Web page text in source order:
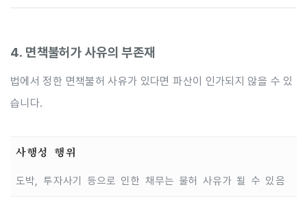
4. 면책불허가 사유의 부존재
법에서 정한 면책불허 사유가 있다면 파산이 인가되지 않을 수 있
습니다.
사행성 행위
도박, 투자사기 등으로 인한 채무는 불허 사유가 될 수 있음